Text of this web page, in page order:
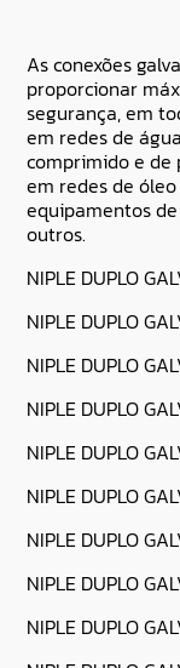
As conexões
proporcionar
segurança, em
em redes de
comprimido e de
em redes de
equipamentos
outros.
NIPLE DUPLO
NIPLE DUPLO
NIPLE DUPLO
NIPLE DUPLO
NIPLE DUPLO
NIPLE DUPLO
NIPLE DUPLO
NIPLE DUPLO
NIPLE DUPLO